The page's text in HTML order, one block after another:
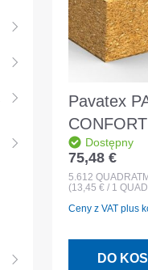
Pavatex
Dostępny
Cena
75,48 €
5.612
(13,45 € / 1
Ceny z VAT plus
DO